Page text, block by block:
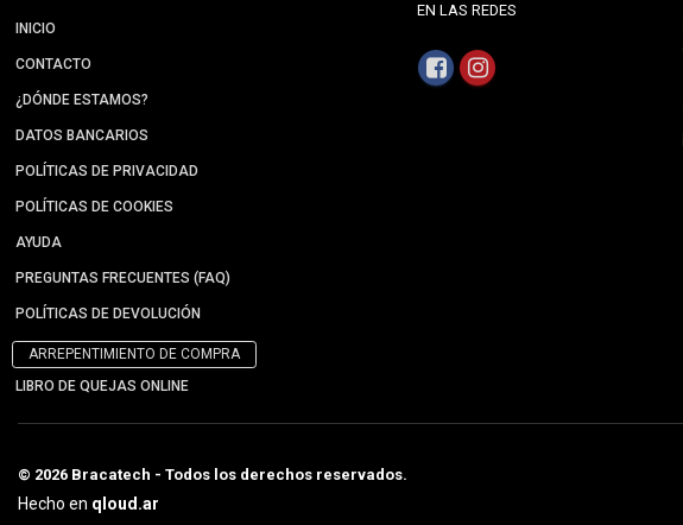
INICIO
CONTACTO
¿DÓNDE ESTAMOS?
DATOS BANCARIOS
POLÍTICAS DE PRIVACIDAD
POLÍTICAS DE COOKIES
AYUDA
PREGUNTAS FRECUENTES (FAQ)
POLÍTICAS DE DEVOLUCIÓN
ARREPENTIMIENTO DE COMPRA
LIBRO DE QUEJAS ONLINE
EN LAS REDES
© 2026 Bracatech - Todos los derechos reservados.
Hecho en qloud.ar